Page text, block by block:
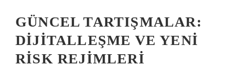
GÜNCEL TARTIŞMALAR:
DIJITALLEŞME VE YENI
RISK REJIMLERI